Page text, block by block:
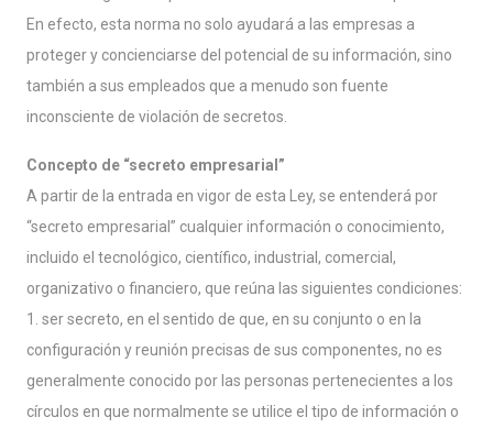
En efecto, esta norma no solo ayudará a las empresas a
proteger y concienciarse del potencial de su información, sino
también a sus empleados que a menudo son fuente
inconsciente de violación de secretos.
Concepto de “secreto empresarial”
A partir de la entrada en vigor de esta Ley, se entenderá por
“secreto empresarial” cualquier información o conocimiento,
incluido el tecnológico, científico, industrial, comercial,
organizativo o financiero, que reúna las siguientes condiciones:
1. ser secreto, en el sentido de que, en su conjunto o en la
configuración y reunión precisas de sus componentes, no es
generalmente conocido por las personas pertenecientes a los
círculos en que normalmente se utilice el tipo de información o